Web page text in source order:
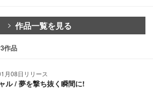
作品一覧を見る
作品
月08日リリース
ル / 夢を撃ち抜く瞬間に!